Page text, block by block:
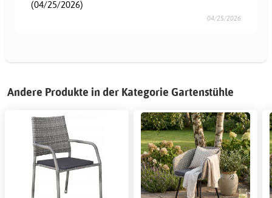
(04/25/2026)
04/25/2026
Andere Produkte in der Kategorie Gartenstühle